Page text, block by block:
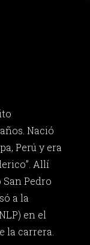
Nació
Perú y era
Allí
Pedro
a la
en el
la carrera.